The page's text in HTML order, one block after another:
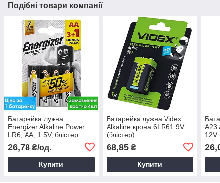
Подібні товари компанії
Батарейка лужна
Energizer Alkaline Power
LR6, АА, 1.5V, блістер
26,78 ₴/од.
Купити
Батарейка лужна Videx
Alkaline крона 6LR61 9V
(блістер)
68,85₴
Купити
A23
12V